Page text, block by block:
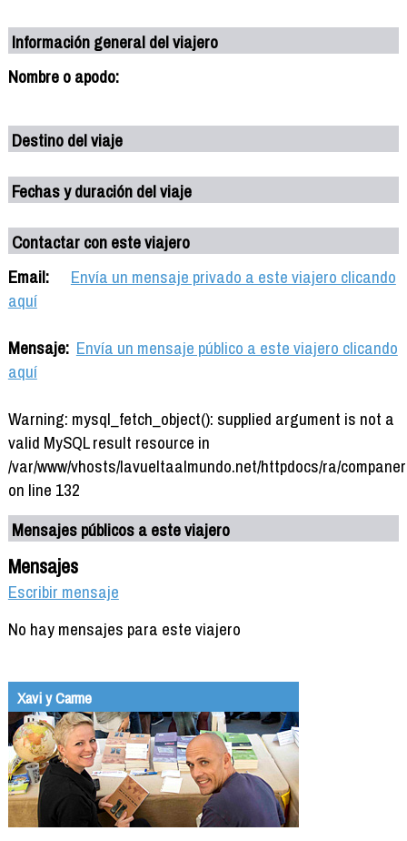
Información general del viajero
Nombre o apodo:
Destino del viaje
Fechas y duración del viaje
Contactar con este viajero
Email:
Envía un mensaje privado a este viajero clicando
aquí
Mensaje: Envía un mensaje público a este viajero clicando
aquí
Warning: mysql_fetch_object(): supplied argument is not a
valid MySQL result resource in
/var/www/vhosts/lavueltaalmundo.net/httpdocs/ra/
on line 132
Mensajes públicos a este viajero
Mensajes
Escribir mensaje
No hay mensajes para este viajero
Xavi y Carme